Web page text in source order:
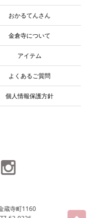
おかるてんさん
金倉寺について
アイテム
よくあるご質問
個人情報保護方針
蔵寺町1160